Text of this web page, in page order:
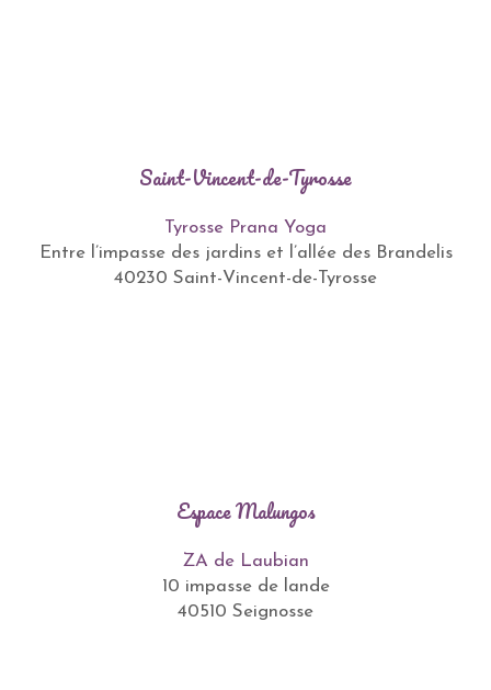
Saint-Vincent-de-Tyrosse
Tyrosse Prana Yoga
Entre l’impasse des jardins et l’allée des Brandelis
40230 Saint-Vincent-de-Tyrosse
Espace Malungos
ZA de Laubian
10 impasse de lande
40510 Seignosse